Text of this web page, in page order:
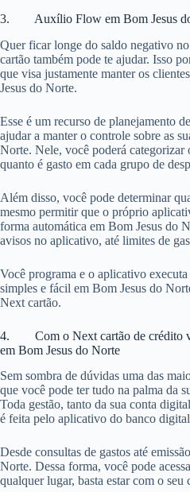
3. Auxílio Flow em Bom Jesus
Quer ficar longe do saldo negativo
cartão também pode te ajudar. Isso
que visa justamente manter os
Jesus do Norte.
Esse é um recurso de planejamento
ajudar a manter o controle sobre as
Norte. Nele, você poderá categorizar
quanto é gasto em cada grupo de
Além disso, você pode determinar
mesmo permitir que o próprio
forma automática em Bom Jesus do
avisos no aplicativo, até limites de
Você programa e o aplicativo
simples e fácil em Bom Jesus do
Next cartão.
4. Com o Next cartão de crédito
em Bom Jesus do Norte
Sem sombra de dúvidas uma das
que você pode ter tudo na palma da
Toda gestão, tanto da sua conta
é feita pelo aplicativo do banco
Desde consultas de gastos até
Norte. Dessa forma, você pode
qualquer lugar, basta estar com o seu